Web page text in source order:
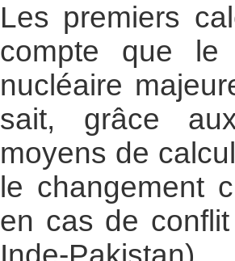
Les premiers
compte que le
nucléaire
sait, grâce
moyens de
le changement
en cas de